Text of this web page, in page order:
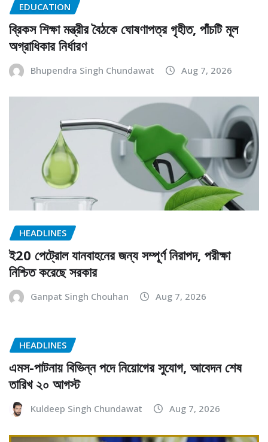
EDUCATION
ব্রিকস শিক্ষা মন্ত্রীর বৈঠকে ঘোষণাপত্র গৃহীত, পাঁচটি মূল
অগ্রাধিকার নির্ধারণ
Bhupendra Singh Chundawat Aug 7, 2026
HEADLINES
ই20 পেট্রোল যানবাহনের জন্য সম্পূর্ণ নিরাপদ, পরীক্ষা
নিশ্চিত করেছে সরকার
Ganpat Singh Chouhan Aug 7, 2026
HEADLINES
এমস-পাটনায় বিভিন্ন পদে নিয়োগের সুযোগ, আবেদন শেষ
তারিখ ২০ আগস্ট
Kuldeep Singh Chundawat Aug 7, 2026